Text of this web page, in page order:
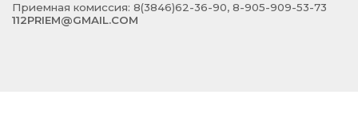
Приемная комиссия: 8(3846)62-36-90, 8-905-909-53-73
112PRIEM@GMAIL.COM